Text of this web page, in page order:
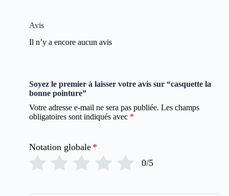
Avis
Il n’y a encore aucun avis
Soyez le premier à laisser votre avis sur “casquette la
bonne pointure”
Votre adresse e-mail ne sera pas publiée. Les champs
obligatoires sont indiqués avec *
Notation globale *
0/5